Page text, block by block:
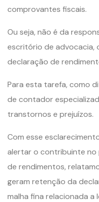
comprovantes fiscais.
Ou seja, não é da
escritório de advocacia,
declaração de
Para esta tarefa, como
de contador
transtornos e prejuízos.
Com esse
alertar o contribuinte no
de rendimentos,
geram retenção da
malha fina relacionada